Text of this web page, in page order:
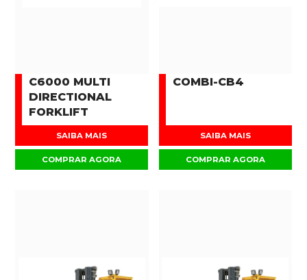
C6000 MULTI
DIRECTIONAL
FORKLIFT
SAIBA MAIS
COMPRAR AGORA
COMBI-CB4
SAIBA MAIS
COMPRAR AGORA